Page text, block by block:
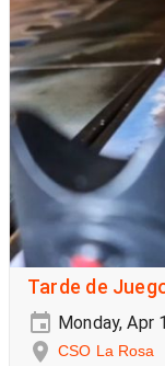
Tarde de
Monday, Apr
CSO La Rosa